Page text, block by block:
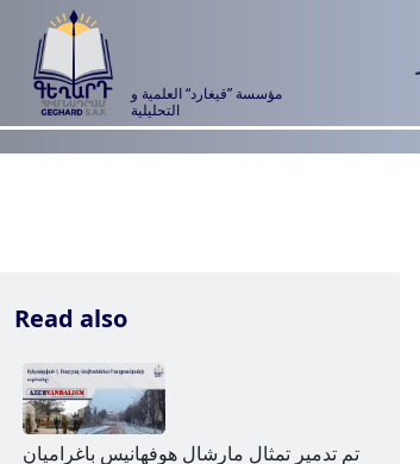
مؤسسة ”قيغارد“ العلمية و
التحليلية
Read also